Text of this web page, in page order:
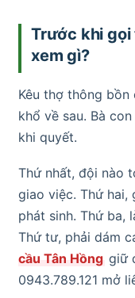
Trước khi gọi
xem gì?
Kêu thợ thông
khổ về sau. Bà
khi quyết.
Thứ nhất, đội nào
giao việc. Thứ hai,
phát sinh. Thứ ba,
Thứ tư, phải dám
cầu Tân Hồng giữ
0943.789.121 mở